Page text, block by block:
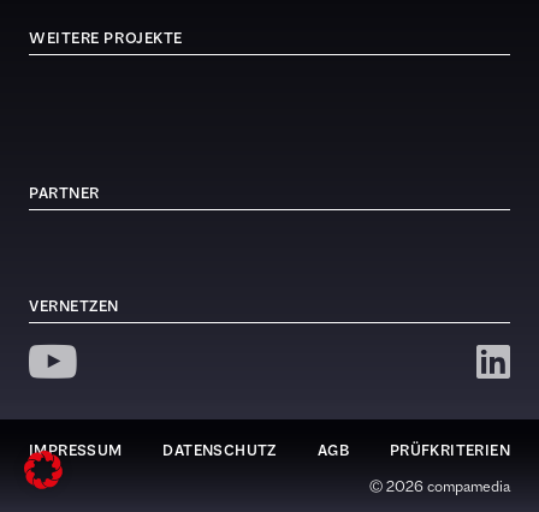
WEITERE PROJEKTE
PARTNER
VERNETZEN
IMPRESSUM DATENSCHUTZ AGB
PRÜFKRITERIEN
© 2026 compamedia